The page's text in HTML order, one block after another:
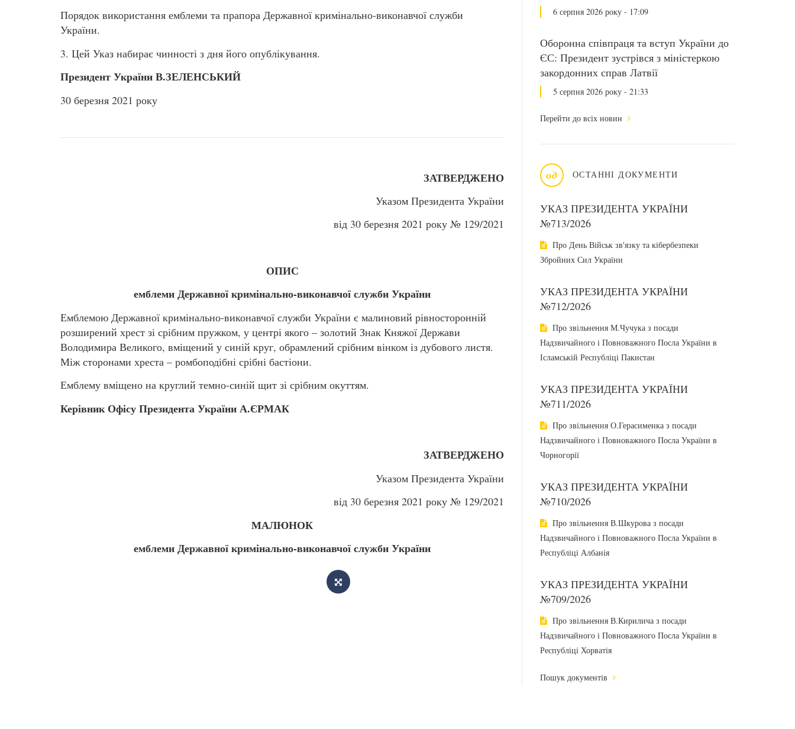
6 серпня 2026 року - 17:09
Оборонна співпраця та вступ України до
ЄС: Президент зустрівся з міністеркою
закордонних справ Латвії
5 серпня 2026 року - 21:33
Перейти до всіх новин
од ОСТАННІ ДОКУМЕНТИ
УКАЗ ПРЕЗИДЕНТА УКРАЇНИ
№713/2026
Про День Військ зв'язку та кібербезпеки
Збройних Сил України
УКАЗ ПРЕЗИДЕНТА УКРАЇНИ
№712/2026
Про звільнення М.Чучука з посади
Надзвичайного і Повноважного Посла України в
Ісламській Республіці Пакистан
УКАЗ ПРЕЗИДЕНТА УКРАЇНИ
№711/2026
Про звільнення О.Герасименка з посади
Надзвичайного і Повноважного Посла України в
Чорногорії
УКАЗ ПРЕЗИДЕНТА УКРАЇНИ
№710/2026
Про звільнення В.Шкурова з посади
Надзвичайного і Повноважного Посла України в
Республіці Албанія
УКАЗ ПРЕЗИДЕНТА УКРАЇНИ
№709/2026
Про звільнення В.Кирилича з посади
Надзвичайного і Повноважного Посла України в
Республіці Хорватія
Пошук документів
Порядок використання емблеми та прапора Державної кримінально-виконавчої служби
України.
3. Цей Указ набирає чинності з дня його опублікування.
Президент України В.ЗЕЛЕНСЬКИЙ
30 березня 2021 року
ЗАТВЕРДЖЕНО
Указом Президента України
від 30 березня 2021 року № 129/2021
ОПИС
емблеми Державної кримінально-виконавчої служби України
Емблемою Державної кримінально-виконавчої служби України є малиновий рівносторонній
розширений хрест зі срібним пружком, у центрі якого – золотий Знак Княжої Держави
Володимира Великого, вміщений у синій круг, обрамлений срібним вінком із дубового листя.
Між сторонами хреста – ромбоподібні срібні бастіони.
Емблему вміщено на круглий темно-синій щит зі срібним окуттям.
Керівник Офісу Президента України А.ЄРМАК
ЗАТВЕРДЖЕНО
Указом Президента України
від 30 березня 2021 року № 129/2021
МАЛЮНОК
емблеми Державної кримінально-виконавчої служби України